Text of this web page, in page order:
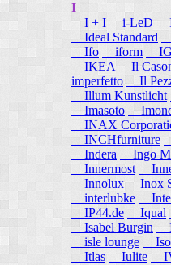
I
I + I
i-LeD
Ideal Standard
Ifo
iform
IKEA
Il
imperfetto
Il
Illum Kunstlicht
Imasoto
INAX
INCHfurniture
Indera
Ingo
Innermost
Innolux
Inox
interlubke
IP44.de
Iqual
Isabel Burgin
isle lounge
Itlas
Iulite